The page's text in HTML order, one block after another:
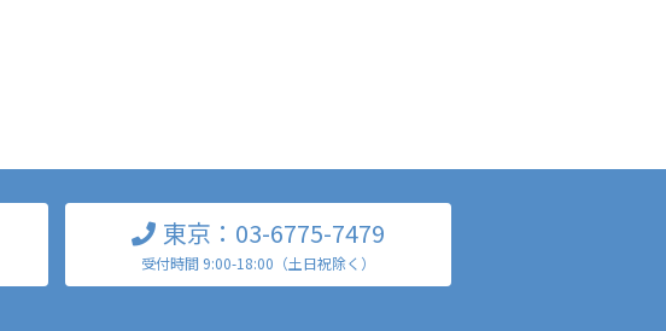
東京：03-6775-7479
受付時間 9:00-18:00（土日祝除く）